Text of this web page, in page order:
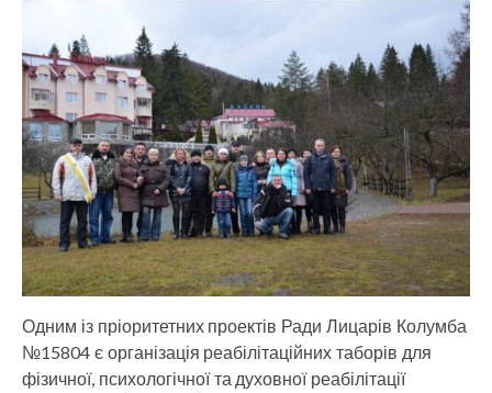
Одним із пріоритетних проектів Ради Лицарів Колумба
№15804 є організація реабілітаційних таборів для
фізичної, психологічної та духовної реабілітації